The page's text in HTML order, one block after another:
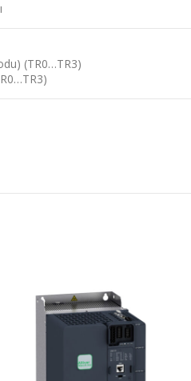
(TR0…TR3)